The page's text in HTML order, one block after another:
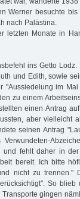
Werner besuchte
nach Palästina.
letzten Monate in
ins Getto Lodz.
und Edith, sowie
"Aussiedelung im
zu einem
einen Antrag
aber vielleicht
seinen Antrag
fehlt daher in der
bereit. Ich bitte
nicht zu trennen."
So
gingen